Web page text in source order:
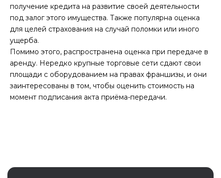
получение кредита на развитие своей деятельности
под залог этого имущества. Также популярна оценка
для целей страхования на случай поломки или иного
ущерба.
Помимо этого, распространена оценка при передаче в
аренду. Нередко крупные торговые сети сдают свои
площади с оборудованием на правах франшизы, и они
заинтересованы в том, чтобы оценить стоимость на
момент подписания акта приёма-передачи.